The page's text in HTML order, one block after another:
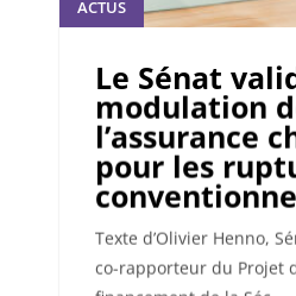
ACTUS
Le Sénat
modulation
l’assurance
pour les
Texte d’Olivier Henno,
co-rapporteur du Projet